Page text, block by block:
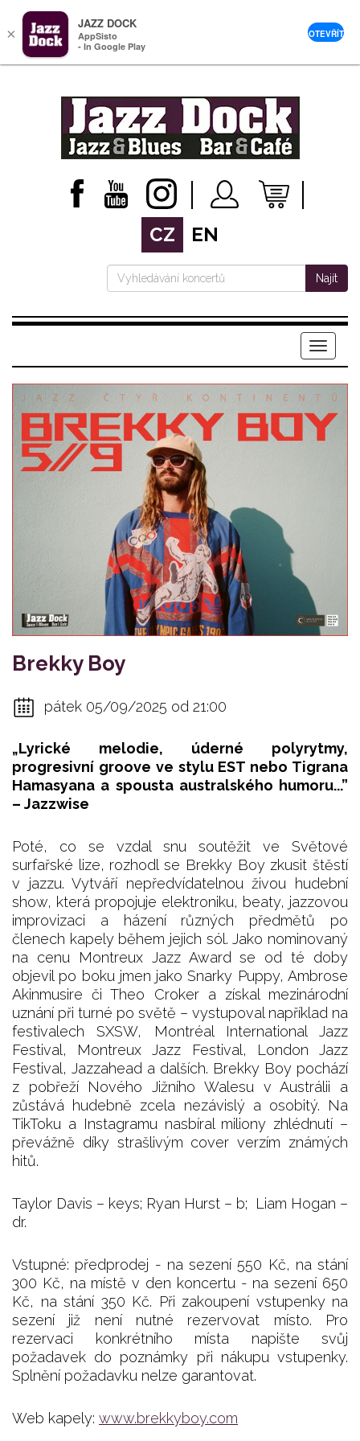
CZ EN
Najít
Menu
Brekky Boy
pátek 05/09/2025 od 21:00
„Lyrické melodie, úderné polyrytmy,
progresivní groove ve stylu EST nebo Tigrana
Hamasyana a spousta australského humoru...”
– Jazzwise
Poté, co se vzdal snu soutěžit ve Světové
surfařské lize, rozhodl se Brekky Boy zkusit štěstí
v jazzu. Vytváří nepředvídatelnou živou hudební
show, která propojuje elektroniku, beaty, jazzovou
improvizaci a házení různých předmětů po
členech kapely během jejich sól. Jako nominovaný
na cenu Montreux Jazz Award se od té doby
objevil po boku jmen jako Snarky Puppy, Ambrose
Akinmusire či Theo Croker a získal mezinárodní
uznání při turné po světě – vystupoval například na
festivalech SXSW, Montréal International Jazz
Festival, Montreux Jazz Festival, London Jazz
Festival, Jazzahead a dalších. Brekky Boy pochází
z pobřeží Nového Jižního Walesu v Austrálii a
zůstává hudebně zcela nezávislý a osobitý. Na
TikToku a Instagramu nasbíral miliony zhlédnutí –
převážně díky strašlivým cover verzím známých
hitů.
Taylor Davis – keys; Ryan Hurst – b; Liam Hogan –
dr.
Vstupné: předprodej - na sezení 550 Kč, na stání
300 Kč, na místě v den koncertu - na sezení 650
Kč, na stání 350 Kč. Při zakoupení vstupenky na
sezení již není nutné rezervovat místo. Pro
rezervaci konkrétního místa napište svůj
požadavek do poznámky při nákupu vstupenky.
Splnění požadavku nelze garantovat.
Web kapely: www.brekkyboy.com
×
JAZZ DOCK
AppSisto
- In Google Play
OTEVŘÍT